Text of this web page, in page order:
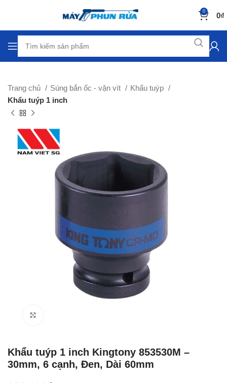
0 0₫
Trang chủ Súng bắn ốc - vặn vít
Khẩu tuýp
Khẩu tuýp 1 inch
Khẩu tuýp 1 inch Kingtony 853530M –
30mm, 6 cạnh, Đen, Dài 60mm